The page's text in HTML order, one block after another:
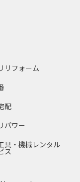
リフォーム
配
パワー
具・機械レンタル
ス